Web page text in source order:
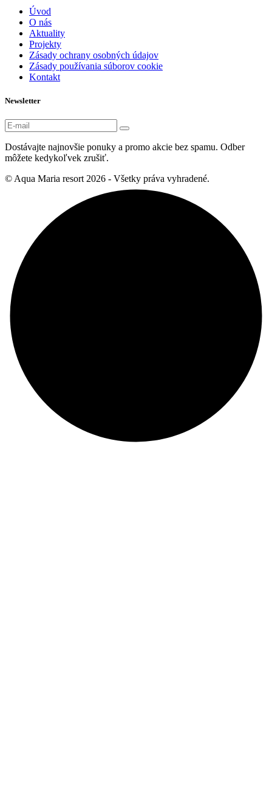
Úvod
O nás
Aktuality
Projekty
Zásady ochrany osobných údajov
Zásady používania súborov cookie
Kontakt
Newsletter
Dostávajte najnovšie ponuky a promo akcie bez spamu. Odber
môžete kedykoľvek zrušiť.
© Aqua Maria resort 2026 - Všetky práva vyhradené.